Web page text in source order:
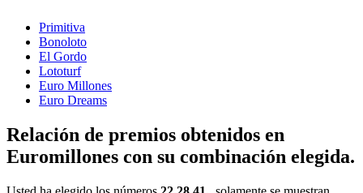
Primitiva
Bonoloto
El Gordo
Lototurf
Euro Millones
Euro Dreams
Relación de premios obtenidos en
Euromillones con su combinación elegida.